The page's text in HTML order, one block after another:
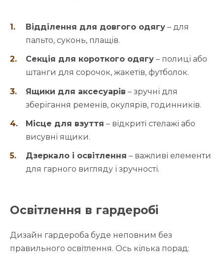
Відділення для довгого одягу – для
пальто, суконь, плащів.
Секція для короткого одягу – полиці або
штанги для сорочок, жакетів, футболок.
Ящики для аксесуарів – зручні для
зберігання ременів, окулярів, годинників.
Місце для взуття – відкриті стелажі або
висувні ящики.
Дзеркало і освітлення – важливі елементи
для гарного вигляду і зручності.
Освітлення в гардеробі
Дизайн гардероба буде неповним без
правильного освітлення. Ось кілька порад: